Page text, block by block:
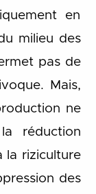
en
milieu des
pas de
Mais,
ne
réduction
la riziculture
des